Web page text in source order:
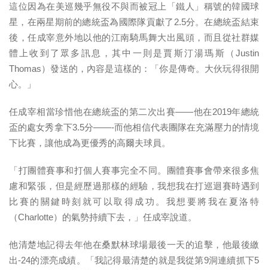
這位因為在美巡幾乎無役不與而被冠上「鐵人」稱號的韓國球
星，在兩星期前的總統盃為國際隊貢獻了2.5分。在總統盃結束
後，任成宰意外地以他的江南騎馬舞大出風頭，而且從社群媒
體上收到了眾多訊息，其中一則是賈斯汀湯瑪斯（Justin
Thomas）發送的，內容是這樣的：「你是傳奇。大伙玩得很開
心。」
任成宰相當珍惜他在總統盃的第二次出賽——他在2019年總統
盃的處女秀拿下3.5分——-而他相信代表團隊在充滿壓力的情境
下比賽，讓他成為更優秀的高爾夫球員。
「打團體賽事和打個人賽事完全不同。團體賽事會帶來很多焦
慮和緊張，但是經歷過那樣的經驗，我想我在打巡迴賽時遇到
比賽的關鍵時刻就可以取得成功。我想要將我在夏洛特
（Charlotte）的氣勢持續下去，」任成宰說道。
他清楚地記得去年他在桑默林球場最後一天的追擊，他最後繳
出-24的漂亮成績。「我記得最清楚的就是我從第9洞連續抓下5